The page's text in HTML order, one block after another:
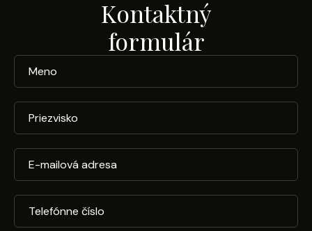
Kontaktný
formulár